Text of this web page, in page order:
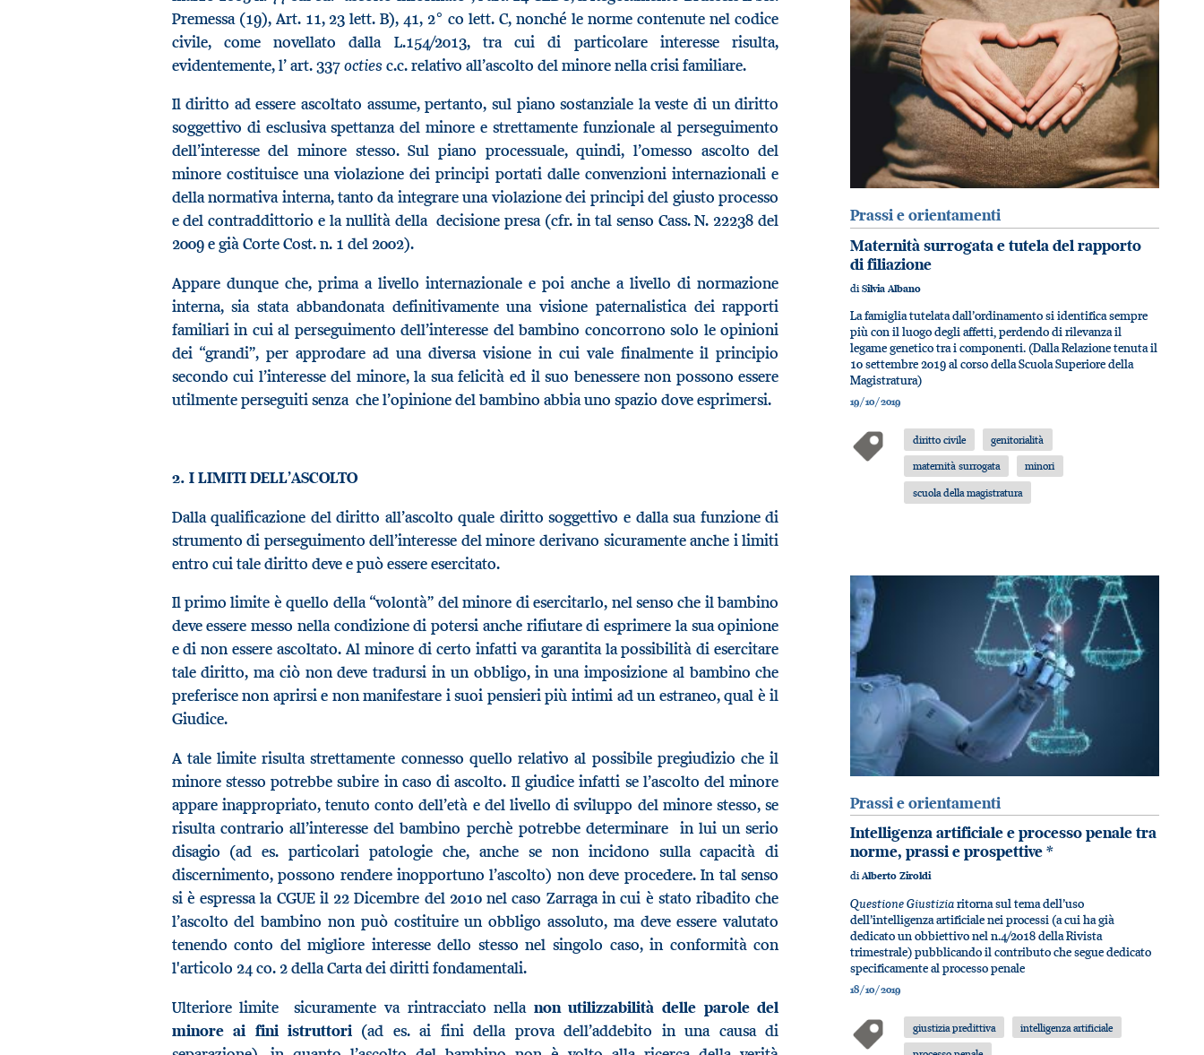
Premessa (19), Art. 11, 23 lett. B), 41, 2° co lett. C, nonché le norme contenute nel codice
civile, come novellato dalla L.154/2013, tra cui di particolare interesse risulta,
evidentemente, l’ art. 337octiesc.c. relativo all’ascolto del minore nella crisi familiare.
Il diritto ad essere ascoltato assume, pertanto, sul piano sostanziale la veste di un diritto
soggettivo di esclusiva spettanza del minore e strettamente funzionale al perseguimento
dell’interesse del minore stesso. Sul piano processuale, quindi, l’omesso ascolto del
minore costituisce una violazione dei principi portati dalle convenzioni internazionali e
della normativa interna, tanto da integrare una violazione dei principi del giusto processo
e del contraddittorio e la nullità della decisione presa (cfr. in tal senso Cass. N. 22238 del
2009 e già Corte Cost. n. 1 del 2002).
Appare dunque che, prima a livello internazionale e poi anche a livello di normazione
interna, sia stata abbandonata definitivamente una visione paternalistica dei rapporti
familiari in cui al perseguimento dell’interesse del bambino concorrono solo le opinioni
dei “grandi”, per approdare ad una diversa visione in cui vale finalmente il principio
secondo cui l’interesse del minore, la sua felicità ed il suo benessere non possono essere
utilmente perseguiti senza che l’opinione del bambino abbia uno spazio dove esprimersi.
2. I LIMITI DELL’ASCOLTO
Dalla qualificazione del diritto all’ascolto quale diritto soggettivo e dalla sua funzione di
strumento di perseguimento dell’interesse del minore derivano sicuramente anche i limiti
entro cui tale diritto deve e può essere esercitato.
Il primo limite è quello della “volontà” del minore di esercitarlo, nel senso che il bambino
deve essere messo nella condizione di potersi anche rifiutare di esprimere la sua opinione
e di non essere ascoltato. Al minore di certo infatti va garantita la possibilità di esercitare
tale diritto, ma ciò non deve tradursi in un obbligo, in una imposizione al bambino che
preferisce non aprirsi e non manifestare i suoi pensieri più intimi ad un estraneo, qual è il
Giudice.
A tale limite risulta strettamente connesso quello relativo al possibile pregiudizio che il
minore stesso potrebbe subire in caso di ascolto. Il giudice infatti se l’ascolto del minore
appare inappropriato, tenuto conto dell’età e del livello di sviluppo del minore stesso, se
risulta contrario all’interesse del bambino perchè potrebbe determinare in lui un serio
disagio (ad es. particolari patologie che, anche se non incidono sulla capacità di
discernimento, possono rendere inopportuno l’ascolto) non deve procedere. In tal senso
si è espressa la CGUE il 22 Dicembre del 2010 nel caso Zarraga in cui è stato ribadito che
l’ascolto del bambino non può costituire un obbligo assoluto, ma deve essere valutato
tenendo conto del migliore interesse dello stesso nel singolo caso, in conformità con
l'articolo 24 co. 2 della Carta dei diritti fondamentali.
Ulteriore limite sicuramente va rintracciato nella nonutilizzabilità delle parole del
minore ai fini istruttori (ad es. ai fini della prova dell’addebito in una causa di
Prassi e orientamenti
Maternità surrogata e tutela del rapporto
di filiazione
diSilvia Albano
La famiglia tutelata dall’ordinamento si identifica sempre
più con il luogo degli affetti, perdendo di rilevanza il
legame genetico tra i componenti. (Dalla Relazione tenuta il
10 settembre 2019 al corso della Scuola Superiore della
Magistratura)
19/10/2019
diritto civile
genitorialità
maternità surrogata
minori
scuola della magistratura
Prassi e orientamenti
Intelligenza artificiale e processo penale tra
norme, prassi e prospettive*
diAlberto Ziroldi
Questione Giustiziaritorna sul tema dell’uso
dell’intelligenza artificiale nei processi (a cui ha già
dedicato un obbiettivo nel n.4/2018 della Rivista
trimestrale) pubblicando il contributo che segue dedicato
specificamente al processo penale
18/10/2019
giustizia predittiva
intelligenza artificiale